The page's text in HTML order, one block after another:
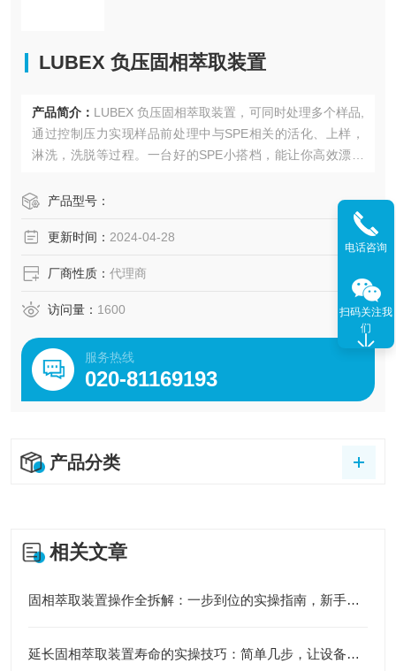
LUBEX 负压固相萃取装置
产品简介： LUBEX 负压固相萃取装置，可同时处理多个样品,
通过控制压力实现样品前处理中与SPE相关的活化、上样，
淋洗，洗脱等过程。一台好的SPE小搭档，能让你高效漂亮
产品型号：
更新时间： 2024-04-28
厂商性质： 代理商
访问量： 1600
服务热线
020-81169193
产品分类
相关文章
固相萃取装置操作全拆解：一步到位的实操指南，新手也能稳稳拿捏
延长固相萃取装置寿命的实操技巧：简单几步，让设备持续“在线”
电话咨询
扫码关注我
们